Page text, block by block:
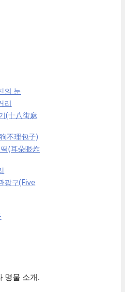
의 눈
리
(十八街麻
不理包子)
(耳朵眼炸
광구(Five